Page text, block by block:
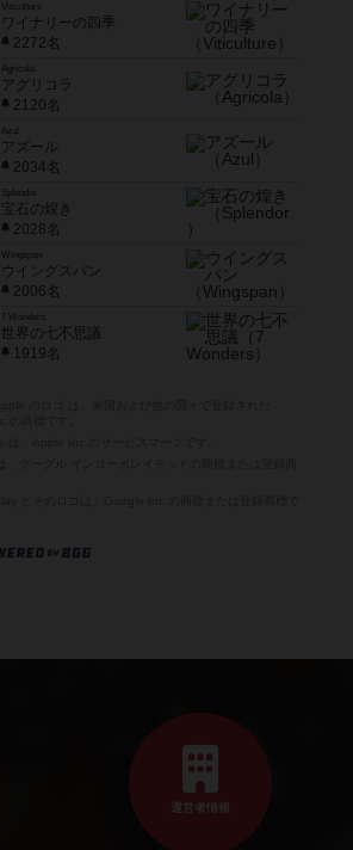
Viticulture
ワイナリーの四季
2272名
Agricola
アグリコラ
2120名
Azul
アズール
2034名
宝石の煌き
2028名
Wingspan
ウイングスパン
2006名
7 Wonders
世界の七不思議
1919名
運営者情報